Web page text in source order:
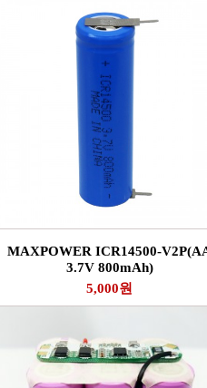
MAXPOWER ICR14500-
3.7V 800mAh)
5,000원